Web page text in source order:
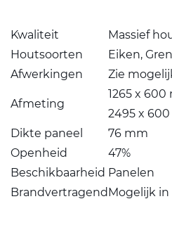
Kwaliteit
Massief
Houtsoorten
Eiken,
Afwerkingen
Zie
Afmeting
1265 x
2495 x
Dikte paneel
76 mm
Openheid
47%
Beschikbaarheid Panelen
BrandvertragendMogelijk in